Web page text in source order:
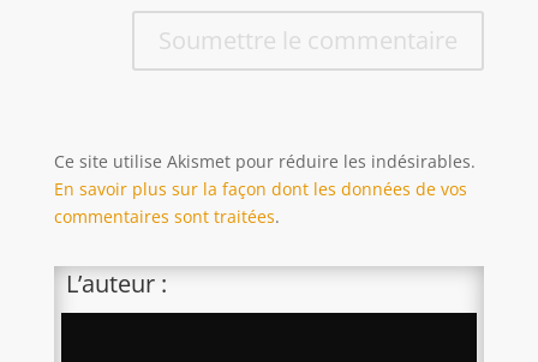
Soumettre le commentaire
Ce site utilise Akismet pour réduire les indésirables.
En savoir plus sur la façon dont les données de vos
commentaires sont traitées.
L’auteur :